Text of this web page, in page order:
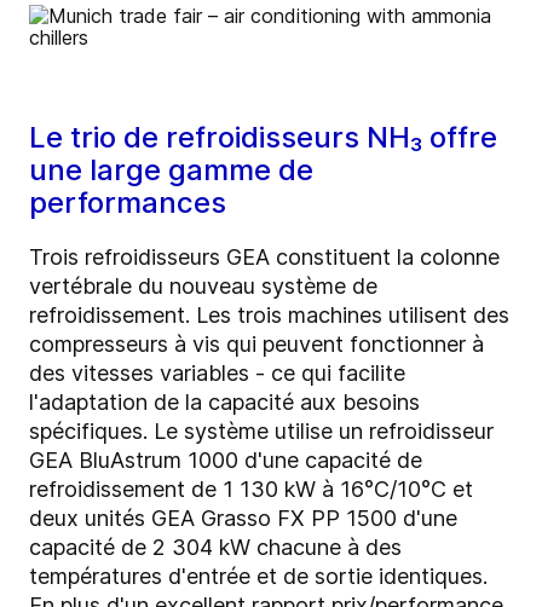
Le trio de refroidisseurs NH₃ offre
une large gamme de
performances
Trois refroidisseurs GEA constituent la colonne
vertébrale du nouveau système de
refroidissement. Les trois machines utilisent des
compresseurs à vis qui peuvent fonctionner à
des vitesses variables - ce qui facilite
l'adaptation de la capacité aux besoins
spécifiques. Le système utilise un refroidisseur
GEA BluAstrum 1000 d'une capacité de
refroidissement de 1 130 kW à 16°C/10°C et
deux unités GEA Grasso FX PP 1500 d'une
capacité de 2 304 kW chacune à des
températures d'entrée et de sortie identiques.